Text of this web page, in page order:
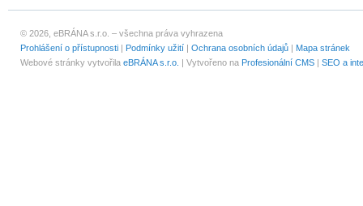
© 2026, eBRÁNA s.r.o. – všechna práva vyhrazena
Prohlášení o přístupnosti | Podmínky užití | Ochrana osobních údajů | Mapa stránek
Webové stránky vytvořila eBRÁNA s.r.o. | Vytvořeno na Profesionální CMS | SEO a